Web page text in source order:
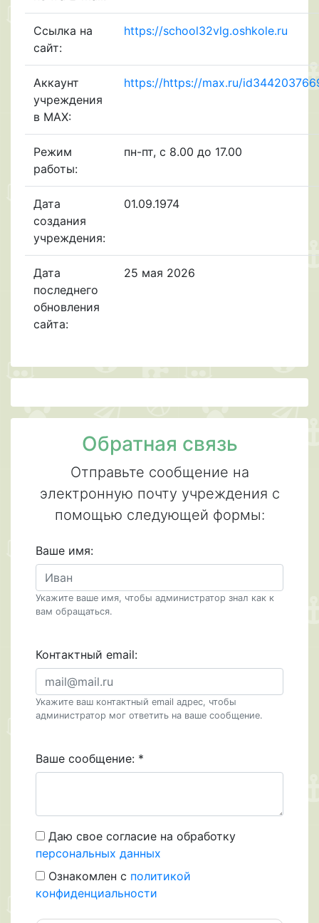
Ссылка на
сайт:
https://school32vlg.oshkole.ru
Аккаунт
учреждения
в МАХ:
https://https://max.ru/
Режим
работы:
пн-пт, с 8.00 до 17.00
Дата
создания
учреждения:
01.09.1974
Дата
последнего
обновления
сайта:
25 мая 2026
Обратная связь
Отправьте сообщение на
электронную почту учреждения с
помощью следующей формы:
Ваше имя:
Укажите ваше имя, чтобы администратор знал как к
вам обращаться.
Контактный email:
Укажите ваш контактный email адрес, чтобы
администратор мог ответить на ваше сообщение.
Ваше сообщение: *
Даю свое согласие на обработку
персональных данных
Ознакомлен с политикой
конфиденциальности